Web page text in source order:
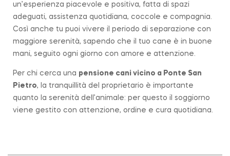
un’esperienza piacevole e positiva, fatta di spazi
adeguati, assistenza quotidiana, coccole e compagnia.
Così anche tu puoi vivere il periodo di separazione con
maggiore serenità, sapendo che il tuo cane è in buone
mani, seguito ogni giorno con amore e attenzione.
Per chi cerca una pensione cani vicino a Ponte San
Pietro, la tranquillità del proprietario è importante
quanto la serenità dell’animale: per questo il soggiorno
viene gestito con attenzione, ordine e cura quotidiana.